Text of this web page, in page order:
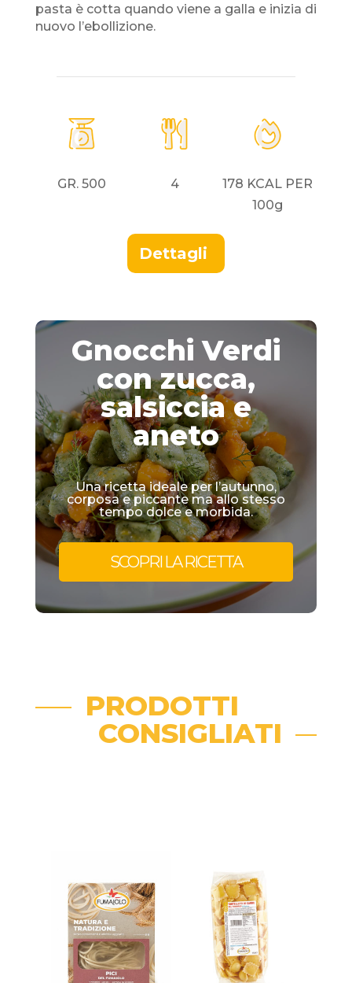
pasta è cotta quando viene a galla e inizia di
nuovo l’ebollizione.
GR. 500 4
178 KCAL PER
100g
Dettagli
Gnocchi Verdi
con zucca,
salsiccia e
aneto
Una ricetta ideale per l’autunno,
corposa e piccante ma allo stesso
tempo dolce e morbida.
SCOPRI LA RICETTA
PRODOTTI
CONSIGLIATI